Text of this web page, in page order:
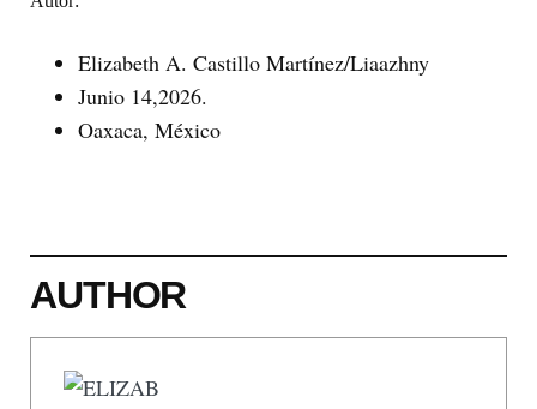
Elizabeth A. Castillo Martínez/Liaazhny
Junio 14,2026.
Oaxaca, México
AUTHOR